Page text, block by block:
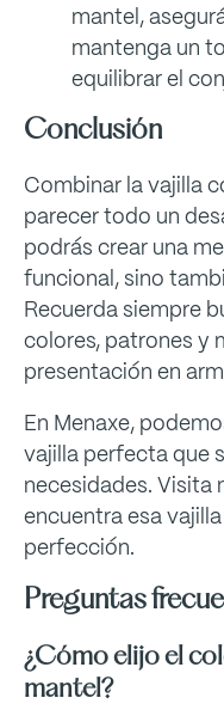
mantel,
mantenga un
equilibrar el
Conclusión
Combinar la vajilla
parecer todo un
podrás crear una
funcional, sino
Recuerda siempre
colores, patrones y
presentación en
En Menaxe,
vajilla perfecta que
necesidades. Visita
encuentra esa
perfección.
Preguntas
¿Cómo elijo el
mantel?